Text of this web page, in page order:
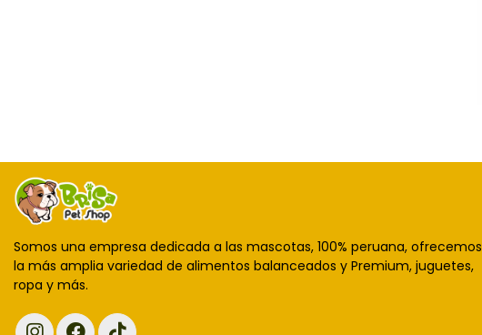
Somos una empresa dedicada a las mascotas, 100% peruana, ofrecemos
la más amplia variedad de alimentos balanceados y Premium, juguetes,
ropa y más.